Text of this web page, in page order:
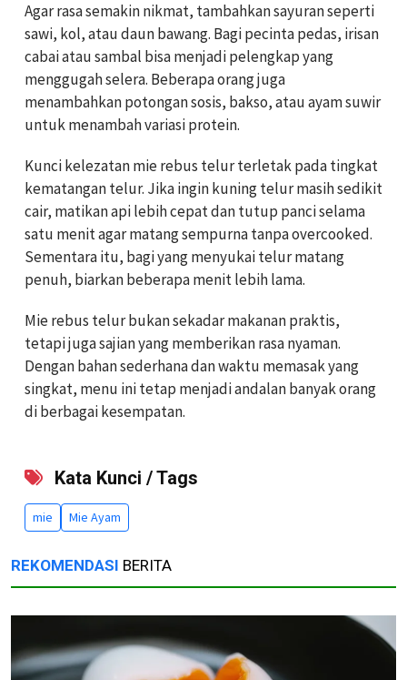
Agar rasa semakin nikmat, tambahkan sayuran seperti
sawi, kol, atau daun bawang. Bagi pecinta pedas, irisan
cabai atau sambal bisa menjadi pelengkap yang
menggugah selera. Beberapa orang juga
menambahkan potongan sosis, bakso, atau ayam suwir
untuk menambah variasi protein.
Kunci kelezatan mie rebus telur terletak pada tingkat
kematangan telur. Jika ingin kuning telur masih sedikit
cair, matikan api lebih cepat dan tutup panci selama
satu menit agar matang sempurna tanpa overcooked.
Sementara itu, bagi yang menyukai telur matang
penuh, biarkan beberapa menit lebih lama.
Mie rebus telur bukan sekadar makanan praktis,
tetapi juga sajian yang memberikan rasa nyaman.
Dengan bahan sederhana dan waktu memasak yang
singkat, menu ini tetap menjadi andalan banyak orang
di berbagai kesempatan.
Kata Kunci / Tags
mie Mie Ayam
REKOMENDASI BERITA